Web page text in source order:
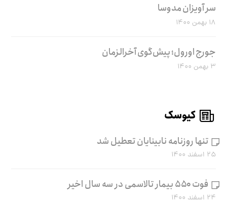
سر آویزان مدوسا
۱۸ بهمن ۱۴۰۰
جورج اورول؛ پیش‌گوی آخرالزمان
۳ بهمن ۱۴۰۰
کیوسک
تنها روزنامه نابینایان تعطیل شد
۲۵ اسفند ۱۴۰۰
فوت ۵۵۰ بیمار تالاسمی در سه سال اخیر
۲۴ اسفند ۱۴۰۰